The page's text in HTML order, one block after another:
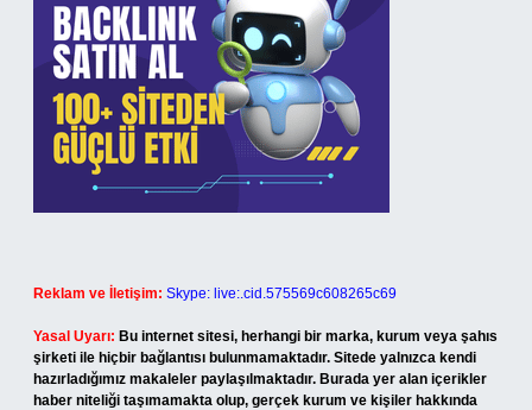
Reklam ve İletişim: Skype: live:.cid.575569c608265c69
Yasal Uyarı: Bu internet sitesi, herhangi bir marka, kurum veya şahıs
şirketi ile hiçbir bağlantısı bulunmamaktadır. Sitede yalnızca kendi
hazırladığımız makaleler paylaşılmaktadır. Burada yer alan içerikler
haber niteliği taşımamakta olup, gerçek kurum ve kişiler hakkında